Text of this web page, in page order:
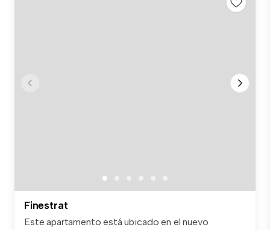
Finestrat
Este apartamento está ubicado en el nuevo